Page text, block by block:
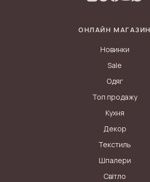
ОНЛАЙН МАГАЗИН
Новинки
Sale
Одяг
Топ продажу
Кухня
Декор
Текстиль
Шпалери
Світло